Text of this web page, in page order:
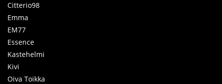
Citterio98
Emma
EM77
Essence
Kastehelmi
Kivi
Oiva Toikka